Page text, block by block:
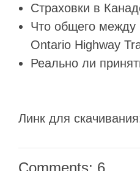
Страховки в
Что общего между
Ontario Highway
Реально ли
Линк для
Comments: 6